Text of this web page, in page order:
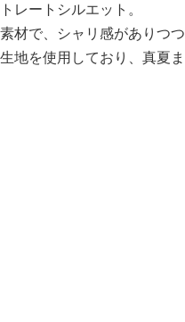
レートシルエット。
材で、シャリ感がありつつ
地を使用しており、真夏ま